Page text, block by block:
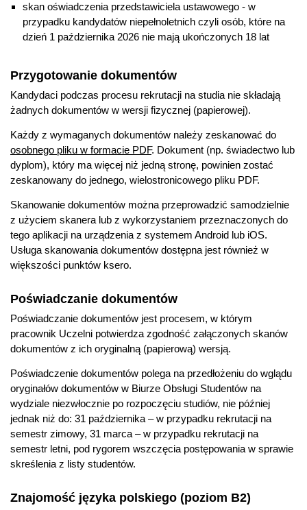
skan oświadczenia przedstawiciela ustawowego - w
przypadku kandydatów niepełnoletnich czyli osób, które na
dzień 1 października 2026 nie mają ukończonych 18 lat
Przygotowanie dokumentów
Kandydaci podczas procesu rekrutacji na studia nie składają
żadnych dokumentów w wersji fizycznej (papierowej).
Każdy z wymaganych dokumentów należy zeskanować do
osobnego pliku w formacie PDF. Dokument (np. świadectwo lub
dyplom), który ma więcej niż jedną stronę, powinien zostać
zeskanowany do jednego, wielostronicowego pliku PDF.
Skanowanie dokumentów można przeprowadzić samodzielnie
z użyciem skanera lub z wykorzystaniem przeznaczonych do
tego aplikacji na urządzenia z systemem Android lub iOS.
Usługa skanowania dokumentów dostępna jest również w
większości punktów ksero.
Poświadczanie dokumentów
Poświadczanie dokumentów jest procesem, w którym
pracownik Uczelni potwierdza zgodność załączonych skanów
dokumentów z ich oryginalną (papierową) wersją.
Poświadczenie dokumentów polega na przedłożeniu do wglądu
oryginałów dokumentów w Biurze Obsługi Studentów na
wydziale niezwłocznie po rozpoczęciu studiów, nie później
jednak niż do: 31 października – w przypadku rekrutacji na
semestr zimowy, 31 marca – w przypadku rekrutacji na
semestr letni, pod rygorem wszczęcia postępowania w sprawie
skreślenia z listy studentów.
Znajomość języka polskiego (poziom B2)